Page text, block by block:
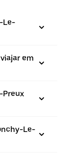
Le-
em
Preux
Le-